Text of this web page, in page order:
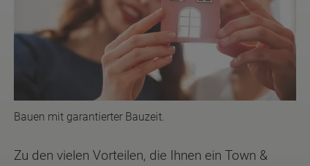
Bauen mit garantierter Bauzeit.
Zu den vielen Vorteilen, die Ihnen ein Town &